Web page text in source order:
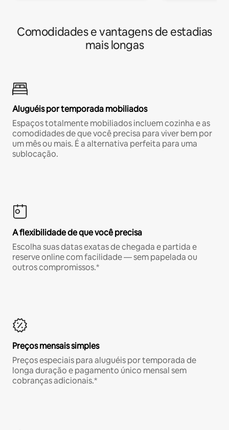
Comodidades e vantagens de estadias
mais longas
Aluguéis por temporada mobiliados
Espaços totalmente mobiliados incluem cozinha e as
comodidades de que você precisa para viver bem por
um mês ou mais. É a alternativa perfeita para uma
sublocação.
A flexibilidade de que você precisa
Escolha suas datas exatas de chegada e partida e
reserve online com facilidade — sem papelada ou
outros compromissos.*
Preços mensais simples
Preços especiais para aluguéis por temporada de
longa duração e pagamento único mensal sem
cobranças adicionais.*